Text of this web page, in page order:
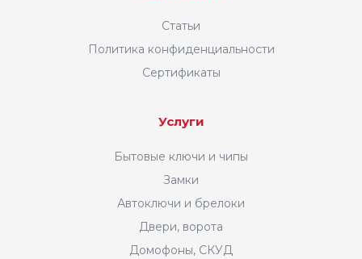
Статьи
Политика конфиденциальности
Сертификаты
Услуги
Бытовые ключи и чипы
Замки
Автоключи и брелоки
Двери, ворота
Домофоны, СКУД